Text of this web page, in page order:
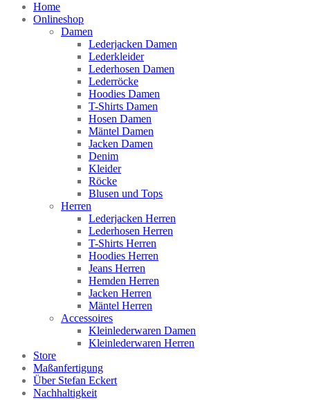
Home
Onlineshop
Damen
Lederjacken Damen
Lederkleider
Lederhosen Damen
Lederröcke
Hoodies Damen
T-Shirts Damen
Hosen Damen
Mäntel Damen
Jacken Damen
Denim
Kleider
Röcke
Blusen und Tops
Herren
Lederjacken Herren
Lederhosen Herren
T-Shirts Herren
Hoodies Herren
Jeans Herren
Hemden Herren
Jacken Herren
Mäntel Herren
Accessoires
Kleinlederwaren Damen
Kleinlederwaren Herren
Store
Maßanfertigung
Über Stefan Eckert
Nachhaltigkeit